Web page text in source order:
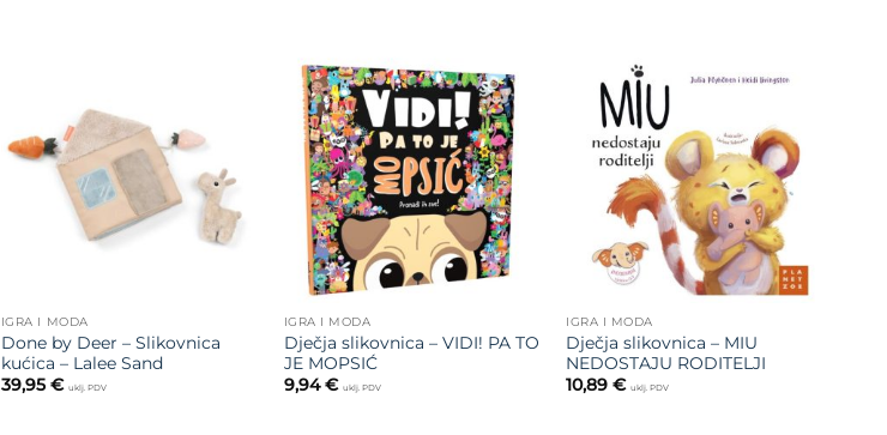
želja
IGRA I MODA
Done by Deer – Slikovnica
kućica – Lalee Sand
39,95 € uklj. PDV
Dodajte
na listu
želja
IGRA I MODA
Dječja slikovnica – VIDI! PA TO
JE MOPSIĆ
9,94€ uklj. PDV
na listu
želja
IGRA I MODA
Dječja slikovnica – MIU
NEDOSTAJU RODITELJI
10,89€ uklj. PDV